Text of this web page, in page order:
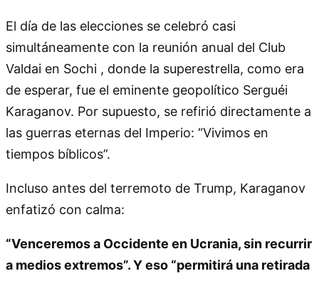
El día de las elecciones se celebró casi
simultáneamente con la reunión anual del Club
Valdai en Sochi , donde la superestrella, como era
de esperar, fue el eminente geopolítico Serguéi
Karaganov. Por supuesto, se refirió directamente a
las guerras eternas del Imperio: “Vivimos en
tiempos bíblicos”.
Incluso antes del terremoto de Trump, Karaganov
enfatizó con calma:
“Venceremos a Occidente en Ucrania, sin recurrir
a medios extremos”. Y eso “permitirá una retirada